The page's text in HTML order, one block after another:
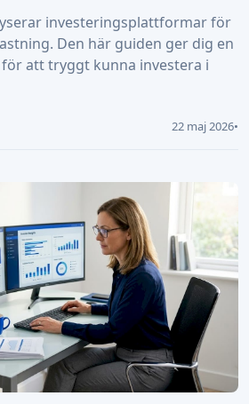
investeringsplattformar för
Den här guiden ger dig en
att tryggt kunna investera i
22 maj 2026•